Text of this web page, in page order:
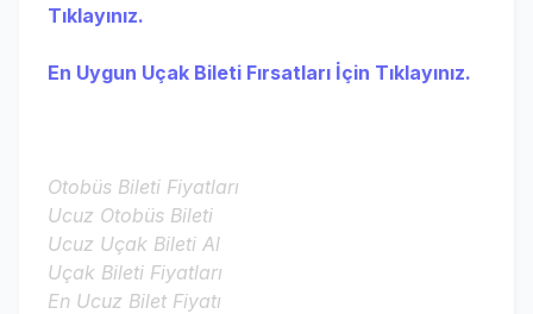
Tıklayınız.
En Uygun Uçak Bileti Fırsatları İçin Tıklayınız.
Otobüs Bileti Fiyatları
Ucuz Otobüs Bileti
Ucuz Uçak Bileti Al
Uçak Bileti Fiyatları
En Ucuz Bilet Fiyatı